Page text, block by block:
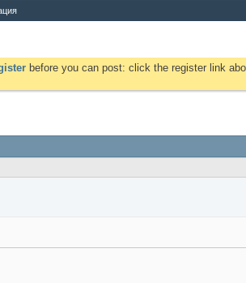
before you can post: click the register link